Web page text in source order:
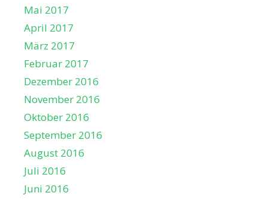
Mai 2017
April 2017
März 2017
Februar 2017
Dezember 2016
November 2016
Oktober 2016
September 2016
August 2016
Juli 2016
Juni 2016